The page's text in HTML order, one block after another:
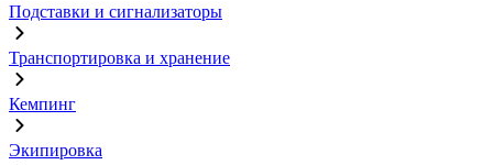
Подставки и сигнализаторы
Транспортировка и хранение
Кемпинг
Экипировка